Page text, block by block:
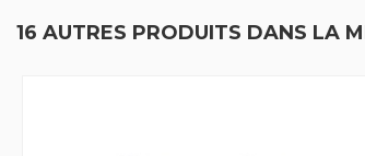
16 AUTRES PRODUITS DANS LA